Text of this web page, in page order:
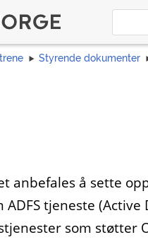
Styrende dokumenter
anbefales å sette
ADFS tjeneste
som støtter